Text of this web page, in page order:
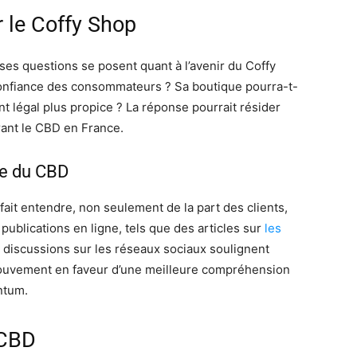
le Coffy Shop
questions se posent quant à l’avenir du Coffy
des consommateurs ? Sa boutique pourra-t-
légal plus propice ? La réponse pourrait résider
le CBD en France.
du CBD
entendre, non seulement de la part des clients,
publications en ligne, tels que des articles sur les
discussions sur les réseaux sociaux soulignent
en faveur d’une meilleure compréhension